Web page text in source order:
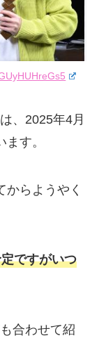
、2025年4月
す。
からようやく
ですがいつ
合わせて紹